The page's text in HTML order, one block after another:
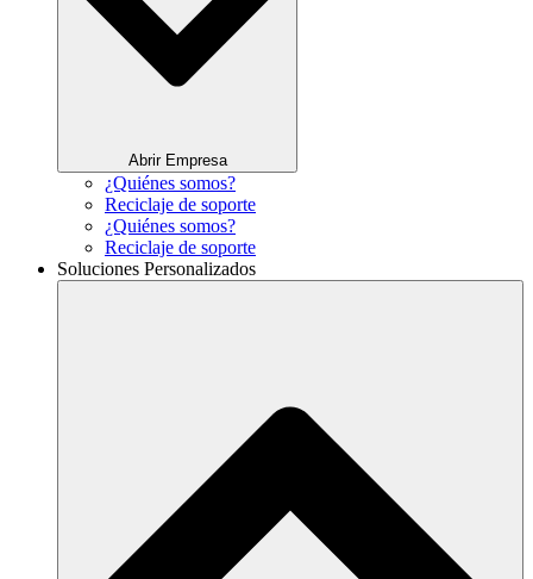
Abrir Empresa
¿Quiénes somos?
Reciclaje de soporte
¿Quiénes somos?
Reciclaje de soporte
Soluciones Personalizados